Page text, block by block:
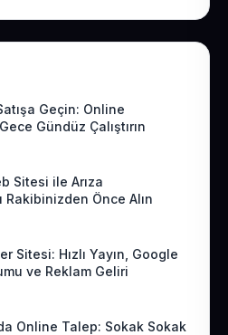
Geçin: Online
Gündüz Çalıştırın
Sitesi ile Arıza
Rakibinizden Önce Alın
Sitesi: Hızlı Yayın, Google
ve Reklam Geliri
Online Talep: Sokak Sokak